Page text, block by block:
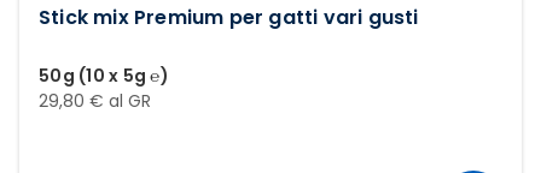
Stick mix Premium per gatti vari gusti
50g (10 x 5g ℮)
29,80 € al GR